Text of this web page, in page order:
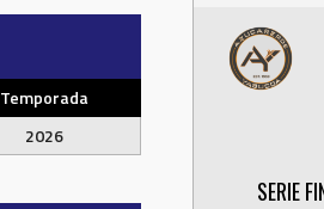
Temporada
2026
SERIE